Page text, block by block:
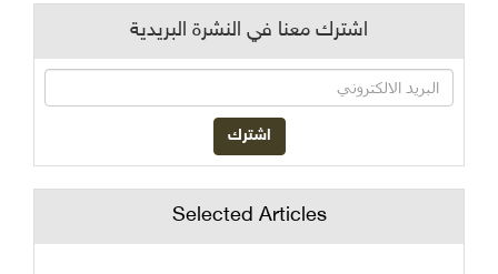
اشترك معنا في النشرة البريدية
Selected Articles